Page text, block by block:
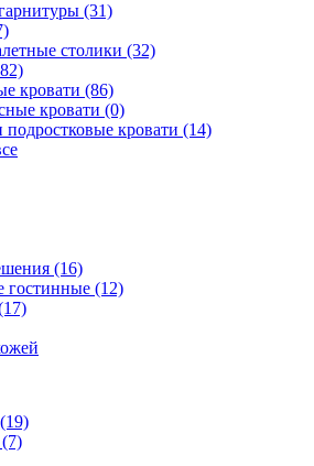
(31)
столики (32)
кровати (86)
кровати (0)
подростковые кровати (14)
(16)
гостинные (12)